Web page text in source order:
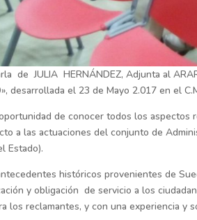
de JULIA HERNÁNDEZ, Adjunta al
desarrollada el 23 de Mayo 2.017 en el
de conocer todos los
a las actuaciones del conjunto de
Estado).
históricos provenientes de
y obligación de servicio a los
los reclamantes, y con una experiencia